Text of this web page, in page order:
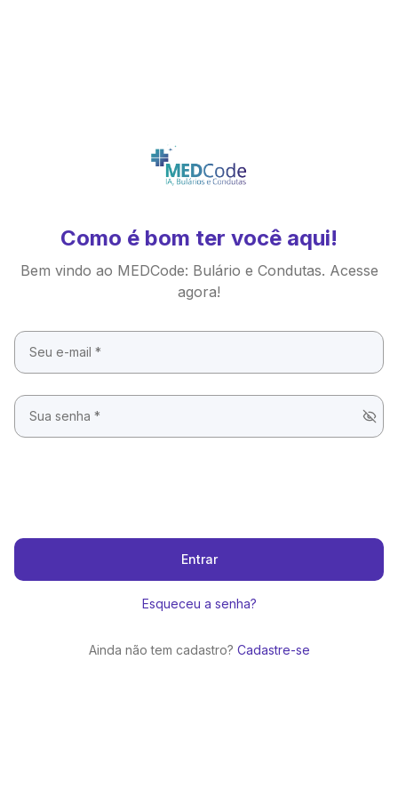
Como é bom ter você aqui!
Bem vindo ao MEDCode: Bulário e Condutas. Acesse
agora!
Entrar
Esqueceu a senha?
Ainda não tem cadastro? Cadastre-se